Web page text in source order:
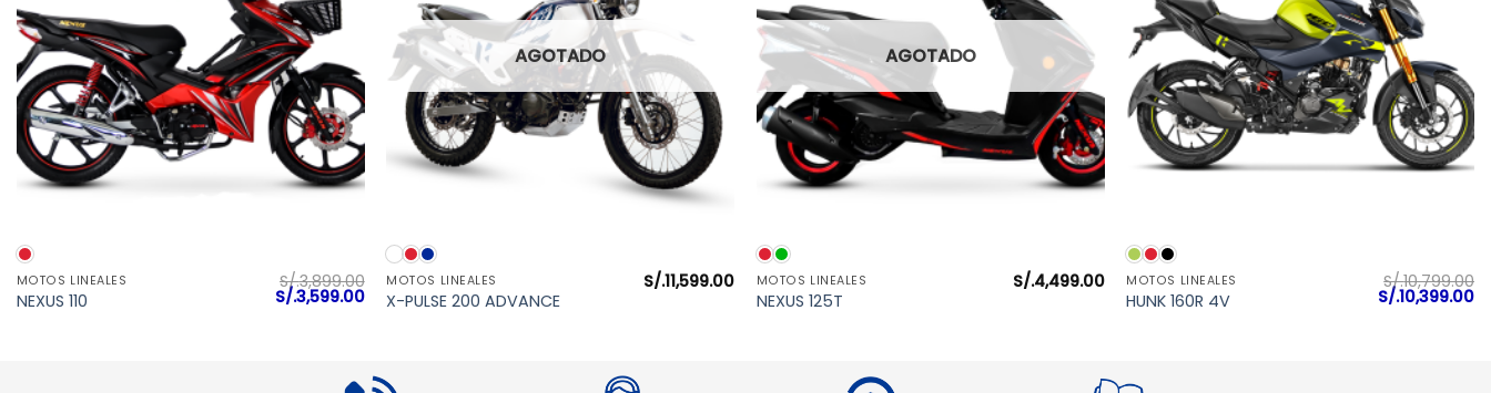
MOTOS LINEALES
NEXUS 110
S/.3,899.00
El
precio
S/.3,599.00El
precio
AGOTADO
MOTOS LINEALES
X-PULSE 200 ADVANCE
S/.11,599.00
AGOTADO
MOTOS LINEALES
NEXUS 125T
S/.4,499.00 MOTOS LINEALES
HUNK 160R 4V
S/.10,799.00
El
precio
S/.10,399.00El